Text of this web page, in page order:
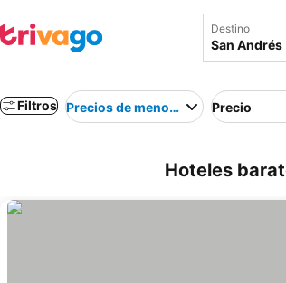
Destino
Filtros Precios de menor a mayorPrecio
Hoteles